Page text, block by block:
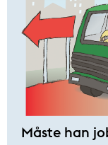
Måste han